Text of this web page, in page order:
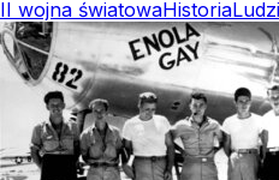
II wojna światowaHistoria